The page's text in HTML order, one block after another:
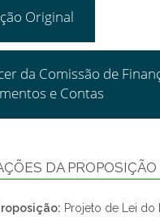
Original
da Comissão de
e Contas
DA PROPOSIÇÃO
Projeto de Lei do